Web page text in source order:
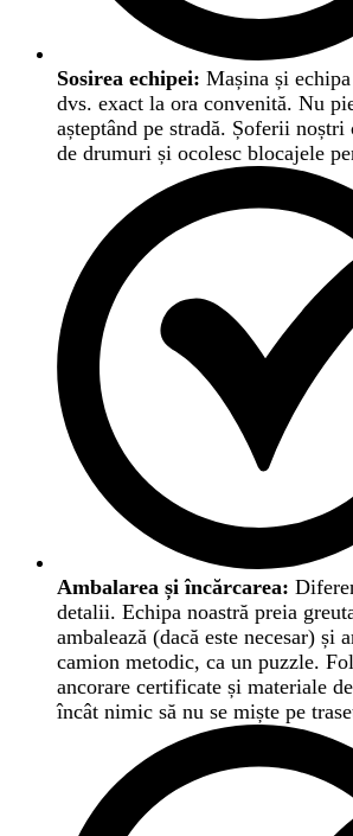
Sosirea echipei: Mașina și
dvs. exact la ora convenită. Nu
așteptând pe stradă. Șoferii noștri
de drumuri și ocolesc blocajele
Ambalarea și încărcarea:
detalii. Echipa noastră preia
ambalează (dacă este necesar) și
camion metodic, ca un puzzle.
ancorare certificate și materiale
încât nimic să nu se miște pe